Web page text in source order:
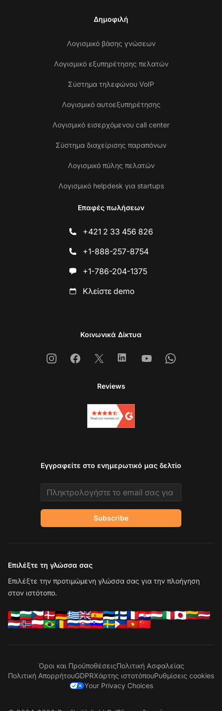
Δημοφιλή
Λογισμικό βάσης γνώσεων
Λογισμικό εξυπηρέτησης πελατών
Σύστημα τηλεφώνου VoIP
Λογισμικό αυτοεξυπηρέτησης
Λογισμικό εισερχόμενου call center
Σύστημα διαχείρισης παραπόνων
Λογισμικό πύλης πελατών
Λογισμικό helpdesk για startups
Επαφές πωλήσεων
+421 2 33 456 826
+1-888-257-8754
+1-786-204-1375
Κλείστε demo
Κοινωνικά Δίκτυα
InstagramFacebook
X LinkedinYoutubeWhatsapp
Reviews
Εγγραφείτε στο ενημερωτικό μας δελτίο
Email address
Subscribe
Επιλέξτε τη γλώσσα σας
Επιλέξτε την προτιμώμενη γλώσσα σας για την πλοήγηση
στον ιστότοπο.
Όροι και ΠροϋποθέσειςΠολιτική Ασφαλείας
Πολιτική ΑπορρήτουGDPRΧάρτης ιστοτόπουΡυθμίσεις cookies
Your Privacy Choices